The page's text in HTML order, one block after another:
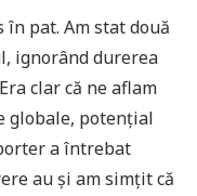
pat. Am stat două
ignorând durerea
clar că ne aflam
globale, potențial
a întrebat
au și am simțit că